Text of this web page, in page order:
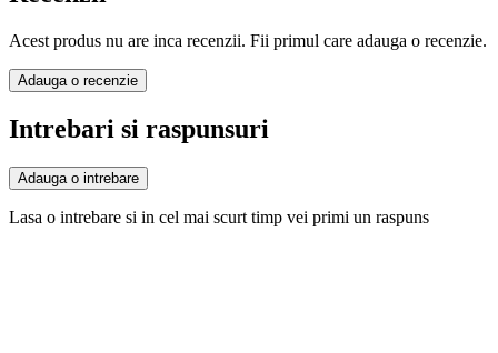
Acest produs nu are inca recenzii. Fii primul care adauga o recenzie.
Adauga o recenzie
Intrebari si raspunsuri
Adauga o intrebare
Lasa o intrebare si in cel mai scurt timp vei primi un raspuns